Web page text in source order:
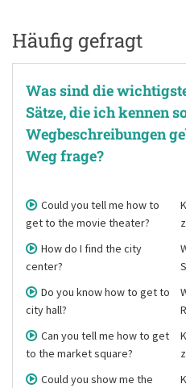
Häufig gefragt
Was sind die
Sätze, die ich kennen
Wegbeschreibungen
Weg frage?
Could you tell me how to
get to the movie theater?
How do I find the city
center?
Do you know how to get to
city hall?
Can you tell me how to get
to the market square?
Could you show me the